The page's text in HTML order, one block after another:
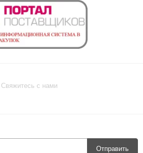
Свяжитесь с нами
Отправить